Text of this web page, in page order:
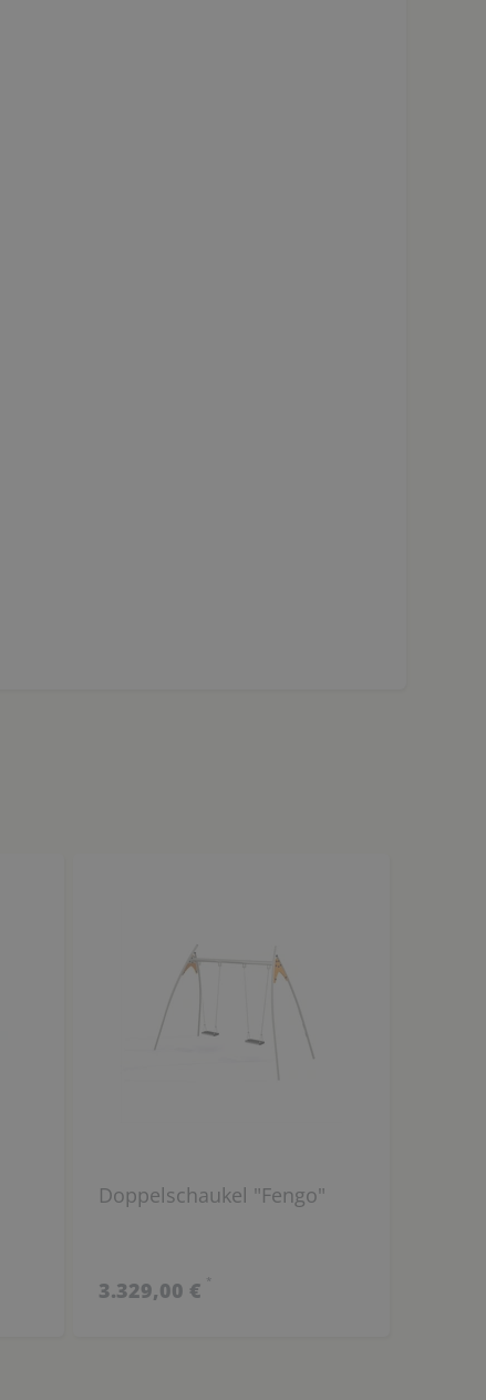
Doppelschaukel "Fengo"
3.329,00 € *